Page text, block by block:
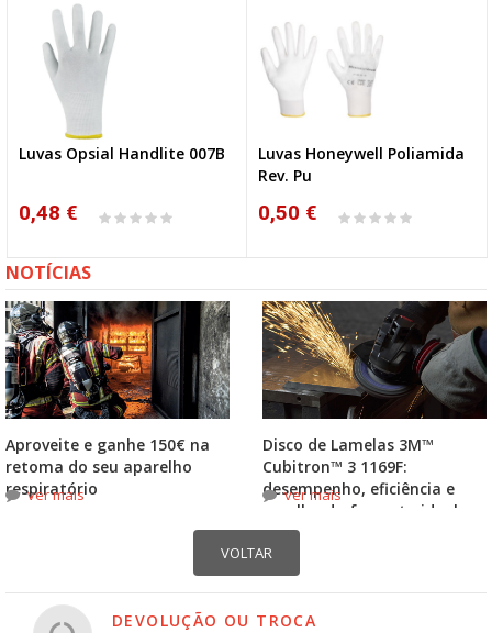
Luvas Opsial Handlite 007B
0,48 €
Luvas Honeywell Poliamida
Rev. Pu
0,50 €
NOTÍCIAS
Aproveite e ganhe 150€ na
retoma do seu aparelho
respiratório
ver mais
Disco de Lamelas 3M™
Cubitron™ 3 1169F:
desempenho, eficiência e
escolha do formato ideal
ver mais
DEVOLUÇÃO OU TROCA